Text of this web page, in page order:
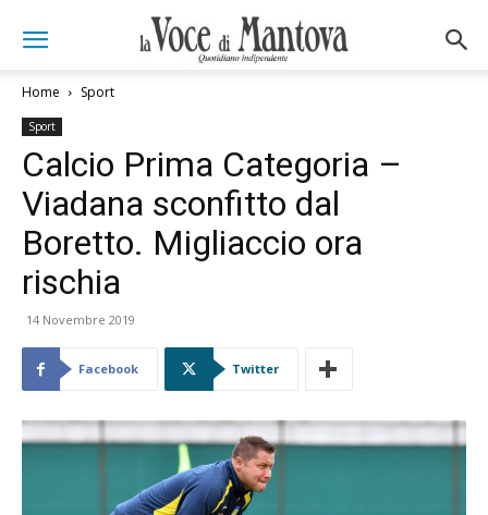
Home Sport
Sport
Calcio Prima Categoria –
Viadana sconfitto dal
Boretto. Migliaccio ora
rischia
14 Novembre 2019
Facebook Twitter